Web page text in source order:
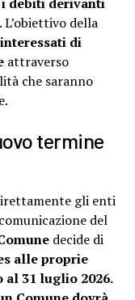
L’obiettivo della
di
attraverso
che saranno
termine
gli enti
del
decide di
alle proprie
31 luglio 2026.